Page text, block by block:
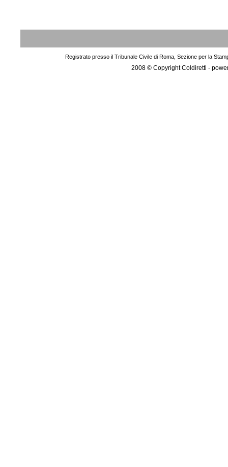
Registrato presso il Tribunale Civile di Roma, Sezione per la
2008 © Copyright Coldiretti -